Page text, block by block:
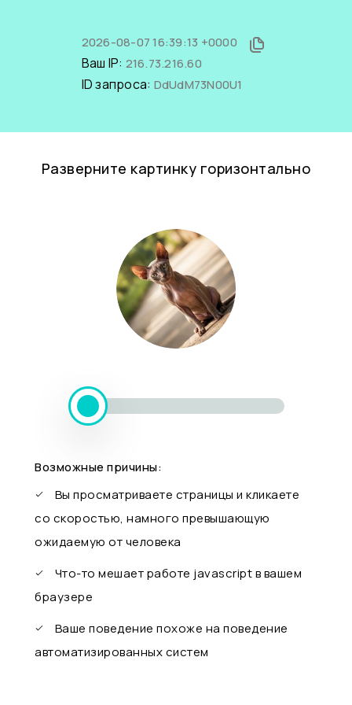
2026-08-07 16:39:13 +0000
Ваш IP: 216.73.216.60
ID запроса: DdUdM73N00U1
Разверните картинку горизонтально
Возможные причины:
Вы просматриваете страницы и кликаете
со скоростью, намного превышающую
ожидаемую от человека
Что-то мешает работе javascript в вашем
браузере
Ваше поведение похоже на поведение
автоматизированных систем